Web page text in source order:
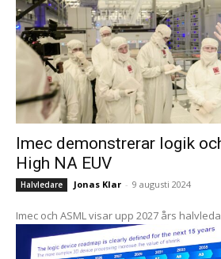
Imec demonstrerar logik
High NA EUV
Halvledare Jonas Klar - 9 augusti 2024
Imec och ASML visar upp 2027 års